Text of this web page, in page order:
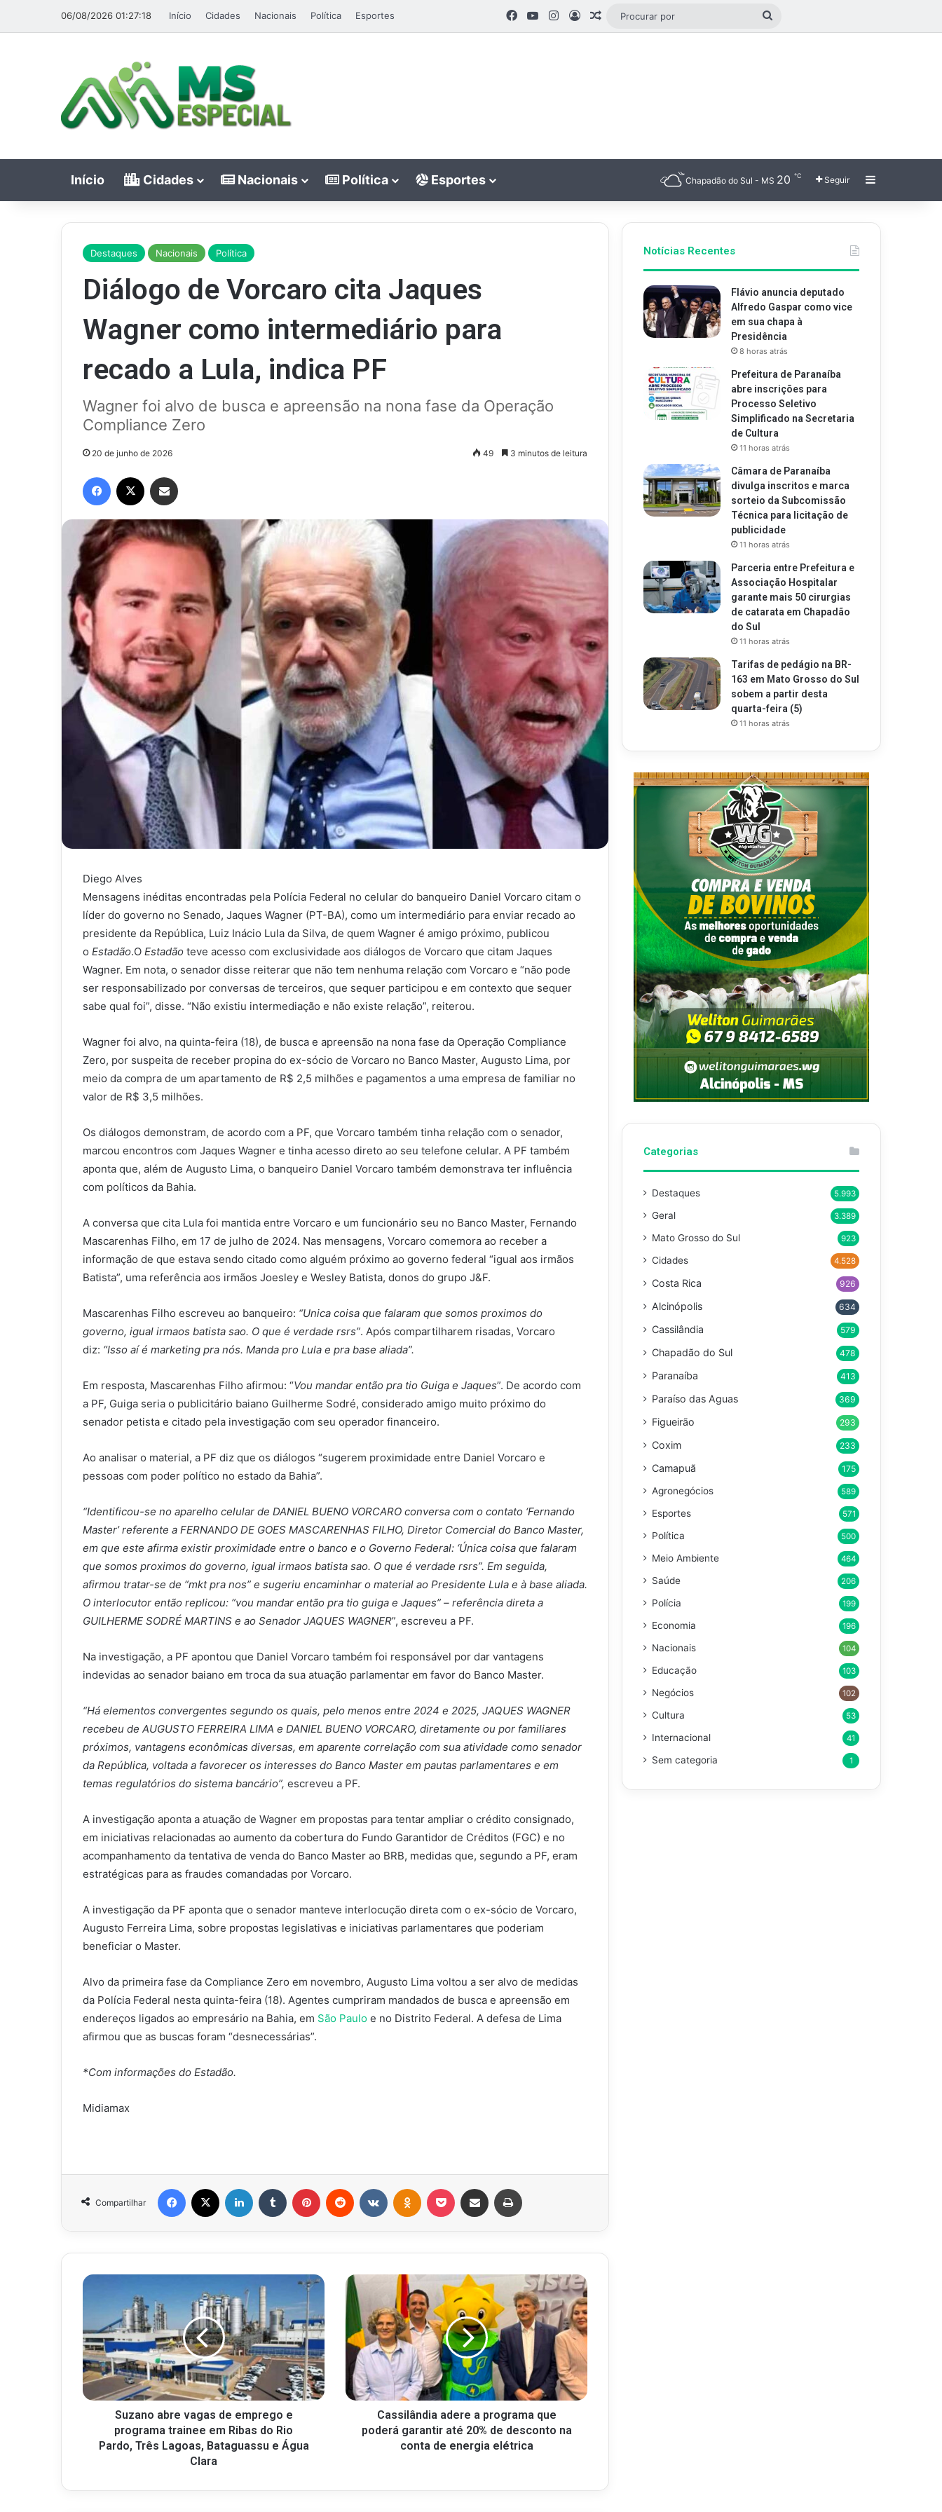
06/08/2026 01:27:18 Início Cidades Nacionais Política Esportes Facebook
YouTubeInstagram
EntrarArtigo aleatório
Início Cidades Nacionais Política Esportes Chapadão do Sul - MS 20 ℃ Seguir Barra Lateral
Destaques Nacionais Política
Diálogo de Vorcaro cita Jaques
Wagner como intermediário para
recado a Lula, indica PF
Wagner foi alvo de busca e apreensão na nona fase da Operação
Compliance Zero
20 de junho de 2026 49 3 minutos de leitura
Facebook
Diego Alves
Mensagens inéditas encontradas pela Polícia Federal no celular do banqueiro Daniel Vorcaro citam o
líder do governo no Senado, Jaques Wagner (PT-BA), como um intermediário para enviar recado ao
presidente da República, Luiz Inácio Lula da Silva, de quem Wagner é amigo próximo, publicou
o Estadão.O Estadão teve acesso com exclusividade aos diálogos de Vorcaro que citam Jaques
Wagner. Em nota, o senador disse reiterar que não tem nenhuma relação com Vorcaro e “não pode
ser responsabilizado por conversas de terceiros, que sequer participou e em contexto que sequer
sabe qual foi”, disse. “Não existiu intermediação e não existe relação”, reiterou.
Wagner foi alvo, na quinta-feira (18), de busca e apreensão na nona fase da Operação Compliance
Zero, por suspeita de receber propina do ex-sócio de Vorcaro no Banco Master, Augusto Lima, por
meio da compra de um apartamento de R$ 2,5 milhões e pagamentos a uma empresa de familiar no
valor de R$ 3,5 milhões.
Os diálogos demonstram, de acordo com a PF, que Vorcaro também tinha relação com o senador,
marcou encontros com Jaques Wagner e tinha acesso direto ao seu telefone celular. A PF também
aponta que, além de Augusto Lima, o banqueiro Daniel Vorcaro também demonstrava ter influência
com políticos da Bahia.
A conversa que cita Lula foi mantida entre Vorcaro e um funcionário seu no Banco Master, Fernando
Mascarenhas Filho, em 17 de julho de 2024. Nas mensagens, Vorcaro comemora ao receber a
informação de que estava sendo citado como alguém próximo ao governo federal “igual aos irmãos
Batista”, uma referência aos irmãos Joesley e Wesley Batista, donos do grupo J&F.
Mascarenhas Filho escreveu ao banqueiro: “Unica coisa que falaram que somos proximos do
governo, igual irmaos batista sao. O que é verdade rsrs”. Após compartilharem risadas, Vorcaro
diz: “Isso aí é marketing pra nós. Manda pro Lula e pra base aliada”.
Em resposta, Mascarenhas Filho afirmou: “Vou mandar então pra tio Guiga e Jaques”. De acordo com
a PF, Guiga seria o publicitário baiano Guilherme Sodré, considerado amigo muito próximo do
senador petista e citado pela investigação com seu operador financeiro.
Ao analisar o material, a PF diz que os diálogos “sugerem proximidade entre Daniel Vorcaro e
pessoas com poder político no estado da Bahia”.
“Identificou-se no aparelho celular de DANIEL BUENO VORCARO conversa com o contato ‘Fernando
Master’ referente a FERNANDO DE GOES MASCARENHAS FILHO, Diretor Comercial do Banco Master,
em que este afirma existir proximidade entre o banco e o Governo Federal: ‘Única coisa que falaram
que somos proximos do governo, igual irmaos batista sao. O que é verdade rsrs”. Em seguida,
afirmou tratar-se de “mkt pra nos” e sugeriu encaminhar o material ao Presidente Lula e à base aliada.
O interlocutor então replicou: “vou mandar então pra tio guiga e Jaques” – referência direta a
GUILHERME SODRÉ MARTINS e ao Senador JAQUES WAGNER”, escreveu a PF.
Na investigação, a PF apontou que Daniel Vorcaro também foi responsável por dar vantagens
indevidas ao senador baiano em troca da sua atuação parlamentar em favor do Banco Master.
“Há elementos convergentes segundo os quais, pelo menos entre 2024 e 2025, JAQUES WAGNER
recebeu de AUGUSTO FERREIRA LIMA e DANIEL BUENO VORCARO, diretamente ou por familiares
próximos, vantagens econômicas diversas, em aparente correlação com sua atividade como senador
da República, voltada a favorecer os interesses do Banco Master em pautas parlamentares e em
temas regulatórios do sistema bancário”, escreveu a PF.
A investigação aponta a atuação de Wagner em propostas para tentar ampliar o crédito consignado,
em iniciativas relacionadas ao aumento da cobertura do Fundo Garantidor de Créditos (FGC) e no
acompanhamento da tentativa de venda do Banco Master ao BRB, medidas que, segundo a PF, eram
estratégicas para as fraudes comandadas por Vorcaro.
A investigação da PF aponta que o senador manteve interlocução direta com o ex-sócio de Vorcaro,
Augusto Ferreira Lima, sobre propostas legislativas e iniciativas parlamentares que poderiam
beneficiar o Master.
Alvo da primeira fase da Compliance Zero em novembro, Augusto Lima voltou a ser alvo de medidas
da Polícia Federal nesta quinta-feira (18). Agentes cumpriram mandados de busca e apreensão em
endereços ligados ao empresário na Bahia, em São Paulo e no Distrito Federal. A defesa de Lima
afirmou que as buscas foram “desnecessárias”.
*Com informações do Estadão.
Midiamax
Compartilhar
Facebook Linkedin Tumblr Pinterest Reddit Pocket Compartilhar via e-mail
Suzano abre vagas de emprego e
programa trainee em Ribas do Rio
Pardo, Três Lagoas, Bataguassu e Água
Clara
Cassilândia adere a programa que
poderá garantir até 20% de desconto na
conta de energia elétrica
Notícias Recentes
Flávio anuncia deputado
Alfredo Gaspar como vice
em sua chapa à
Presidência
8 horas atrás
Prefeitura de Paranaíba
abre inscrições para
Processo Seletivo
Simplificado na Secretaria
de Cultura
11 horas atrás
Câmara de Paranaíba
divulga inscritos e marca
sorteio da Subcomissão
Técnica para licitação de
publicidade
11 horas atrás
Parceria entre Prefeitura e
Associação Hospitalar
garante mais 50 cirurgias
de catarata em Chapadão
do Sul
11 horas atrás
Tarifas de pedágio na BR-
163 em Mato Grosso do Sul
sobem a partir desta
quarta-feira (5)
11 horas atrás
Categorias
Destaques 5.993
Geral 3.389
Mato Grosso do Sul 923
Cidades 4.528
Costa Rica 926
Alcinópolis 634
Cassilândia 579
Chapadão do Sul 478
Paranaíba 413
Paraíso das Aguas 369
Figueirão 293
Coxim 233
Camapuã 175
Agronegócios 589
Esportes 571
Política 500
Meio Ambiente 464
Saúde 206
Polícia 199
Economia 196
Nacionais 104
Educação 103
Negócios 102
Cultura 53
Internacional 41
Sem categoria 1